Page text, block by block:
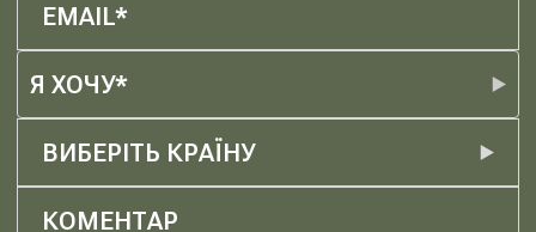
Я ХОЧУ*
ВИБЕРІТЬ КРАЇНУ